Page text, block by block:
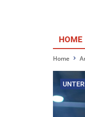
HOME
Home